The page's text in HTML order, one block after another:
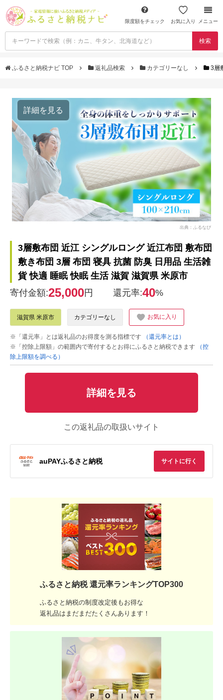
限度額をチェック お気に入り メニュー
検索
ふるさと納税ナビ TOP 返礼品検索 カテゴリーなし 3層
詳細を見る
出典：ふるなび
3層敷布団 近江 シングルロング 近江布団 敷布団
敷き布団 3層 布団 寝具 抗菌 防臭 日用品 生活雑
貨 快適 睡眠 快眠 生活 滋賀 滋賀県 米原市
寄付金額:25,000円 還元率:40%
滋賀県 米原市 カテゴリーなし お気に入り
※「還元率」とは返礼品のお得度を測る指標です
（還元率とは）
※「控除上限額」の範囲内で寄付するとお得にふるさと納税できます
（控
除上限額を調べる）
詳細を見る
この返礼品の取扱いサイト
auPAYふるさと納税 サイトに行く
ふるさと納税 還元率ランキングTOP300
ふるさと納税の制度改定後もお得な
返礼品はまだまだたくさんあります！